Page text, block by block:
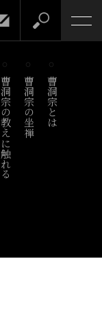
曹洞宗の教えに触れる 曹洞宗の坐禅 曹洞宗とは